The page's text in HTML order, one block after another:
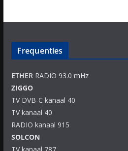
Frequenties
ETHERRADIO 93.0 mHz
ZIGGO
TV DVB-C kanaal 40
TV kanaal 40
RADIO kanaal 915
SOLCON